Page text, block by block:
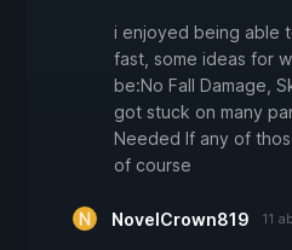
i enjoyed being able
fast, some ideas for
be:No Fall Damage,
got stuck on many
Needed If any of
of course
NovelCrown819 11